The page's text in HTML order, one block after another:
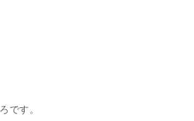
です。